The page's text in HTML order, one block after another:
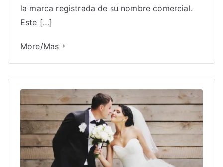
la marca registrada de su nombre comercial.
Este […]
More/Mas